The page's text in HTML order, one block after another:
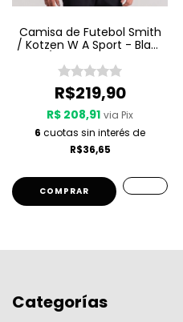
Camisa de Futebol Smith
/ Kotzen W A Sport - Black
R$219,90
R$ 208,91 via Pix
6 cuotas sin interés de
R$36,65
COMPRAR
Categorías